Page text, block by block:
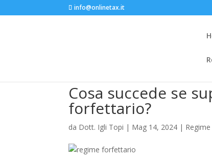
info@onlinetax.it
Cosa succede se
forfettario?
da Dott. Igli Topi | Mag 14, 2024 |